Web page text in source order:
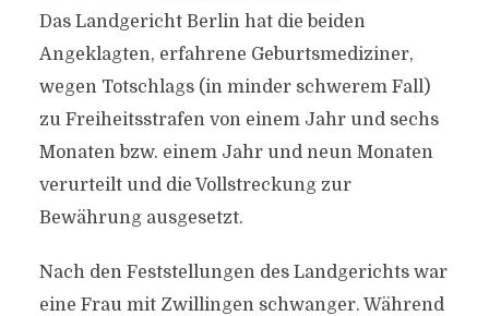
Das Landgericht Berlin hat die beiden
Angeklagten, erfahrene Geburtsmediziner,
wegen Totschlags (in minder schwerem Fall)
zu Freiheitsstrafen von einem Jahr und sechs
Monaten bzw. einem Jahr und neun Monaten
verurteilt und die Vollstreckung zur
Bewährung ausgesetzt.
Nach den Feststellungen des Landgerichts war
eine Frau mit Zwillingen schwanger. Während